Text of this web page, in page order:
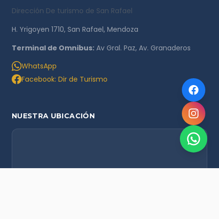
Dirección De turismo de San Rafael
H. Yrigoyen 1710, San Rafael, Mendoza
Terminal de Omnibus: Av Gral. Paz, Av. Granaderos
WhatsApp
Facebook: Dir de Turismo
NUESTRA UBICACIÓN